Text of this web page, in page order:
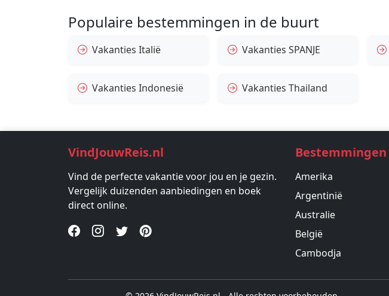
Populaire bestemmingen in de buurt
Vakanties Italië Vakanties SPANJE
Vakanties Indonesië Vakanties Thailand
VindJouwReis.nl
Vind de perfecte vakantie voor jou en je gezin.
Vergelijk duizenden aanbiedingen en boek
direct online.
Bestemmingen
Amerika
Argentinië
Australie
België
Cambodja